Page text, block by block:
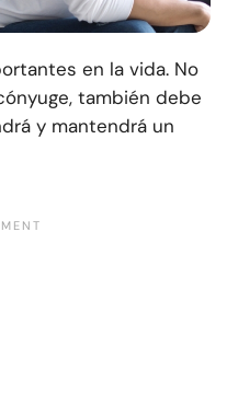
en la vida. No
también debe
y mantendrá un